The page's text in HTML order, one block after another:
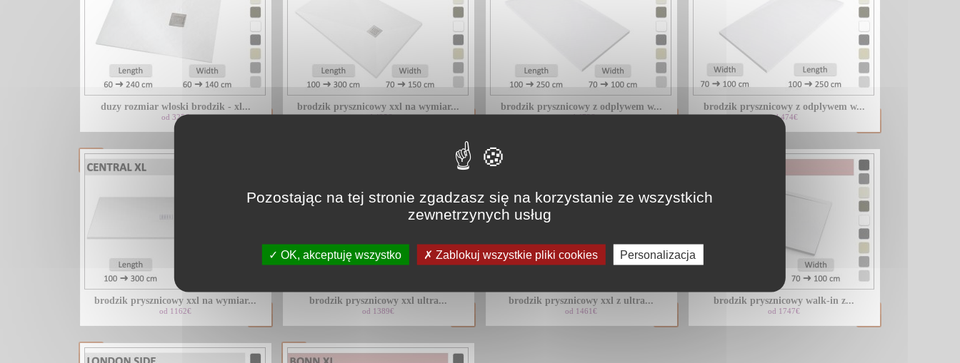
FR
LU
NL
PL
duzy rozmiar wloski brodzik - xl...
od 325€
brodzik prysznicowy xxl na wymiar...
od 425€
brodzik prysznicowy z odplywem w...
od 473€
brodzik prysznicowy z odplywem w...
od 474€
brodzik prysznicowy xxl na wymiar...
od 1162€
brodzik prysznicowy xxl ultra...
od 1389€
brodzik prysznicowy xxl z ultra...
od 1461€
brodzik prysznicowy walk-in z...
od 1747€
Pozostając na tej stronie zgadzasz się na korzystanie ze wszystkich
zewnetrzynych usług
OK, akceptuję wszystko Zablokuj wszystkie pliki cookies Personalizacja